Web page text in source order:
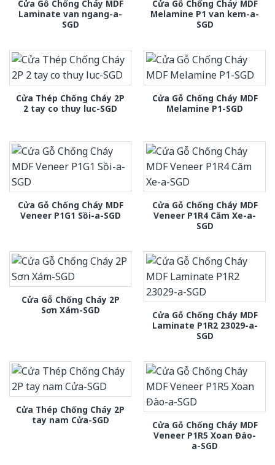
Cửa Gỗ Chống Cháy MDF
Laminate van ngang-a-
SGD
Cửa Gỗ Chống Cháy MDF
Melamine P1 van kem-a-
SGD
Cửa Thép Chống Cháy 2P
2 tay co thuy luc-SGD
Cửa Gỗ Chống Cháy MDF
Melamine P1-SGD
Cửa Gỗ Chống Cháy MDF
Veneer P1G1 Sồi-a-SGD
Cửa Gỗ Chống Cháy MDF
Veneer P1R4 Căm Xe-a-
SGD
Cửa Gỗ Chống Cháy 2P
Sơn Xám-SGD
Cửa Gỗ Chống Cháy MDF
Laminate P1R2 23029-a-
SGD
Cửa Thép Chống Cháy 2P
tay nam Cửa-SGD
Cửa Gỗ Chống Cháy MDF
Veneer P1R5 Xoan Đào-
a-SGD